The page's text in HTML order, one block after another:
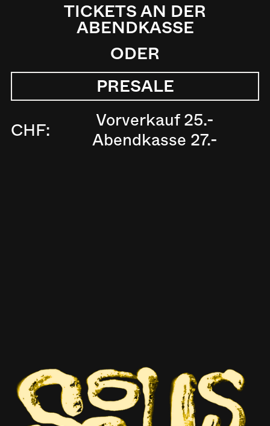
TICKETS AN DER
ABENDKASSE
ODER
PRESALE
CHF:
Vorverkauf 25.-
Abendkasse 27.-